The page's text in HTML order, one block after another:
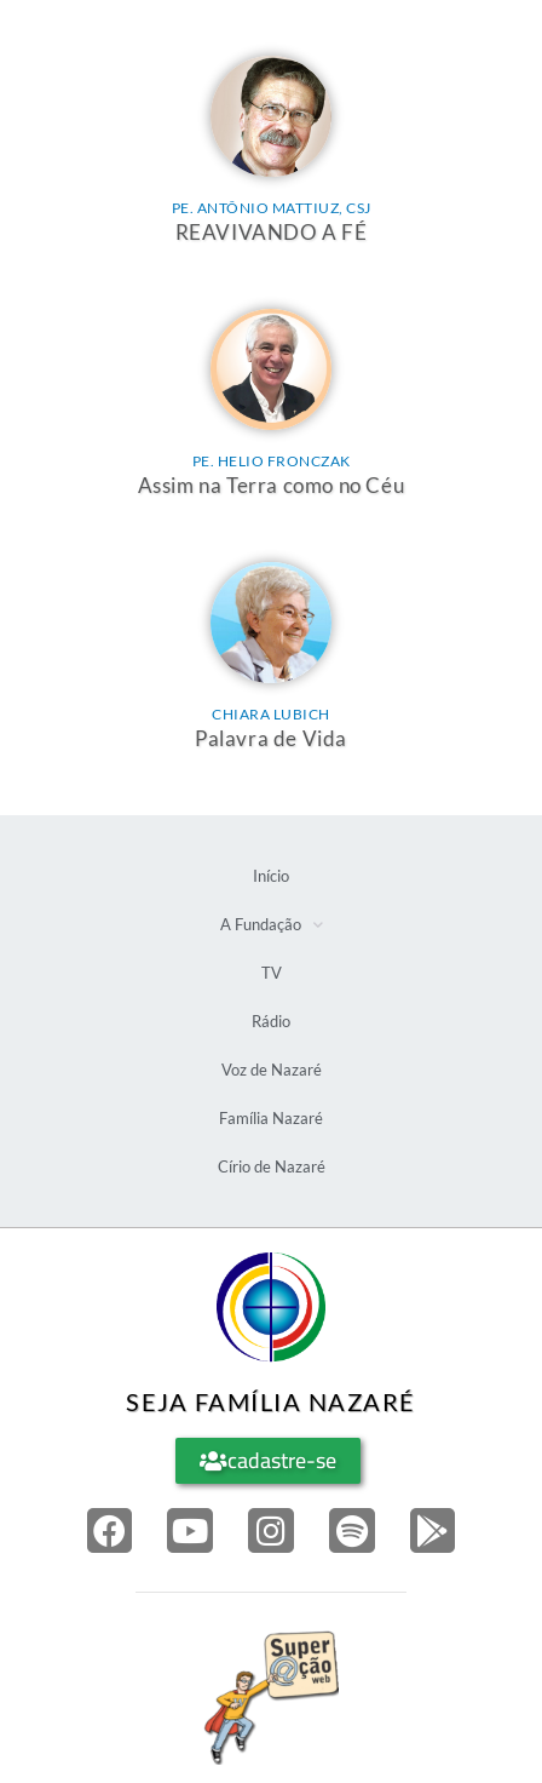
PE. ANTÔNIO MATTIUZ, CSJ
REAVIVANDO A FÉ
PE. HELIO FRONCZAK
Assim na Terra como no Céu
CHIARA LUBICH
Palavra de Vida
Início
A Fundação
TV
Rádio
Voz de Nazaré
Família Nazaré
Círio de Nazaré
SEJA FAMÍLIA NAZARÉ
cadastre-se